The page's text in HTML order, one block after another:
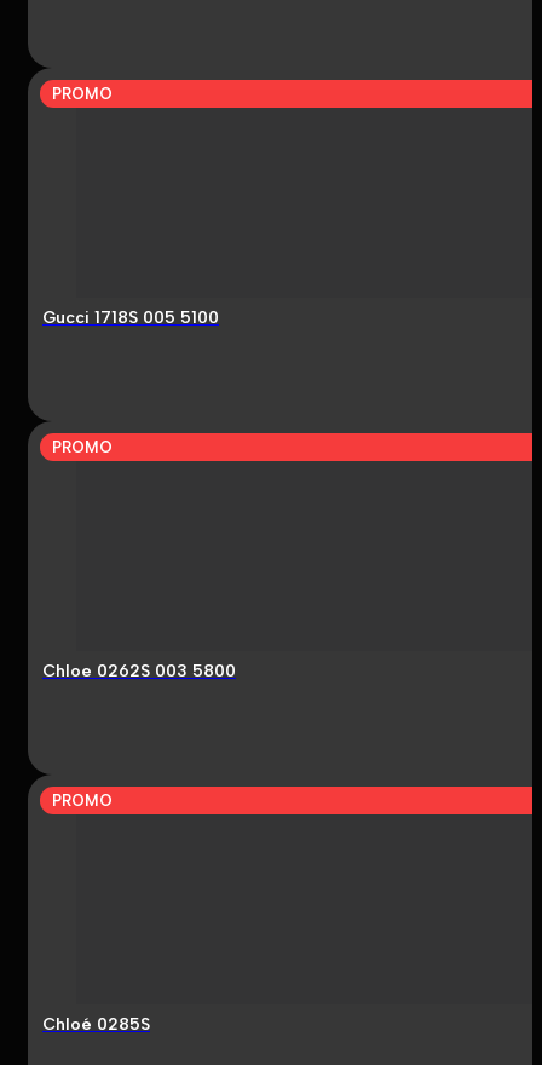
PROMO
Gucci 1718S 005 5100
PROMO
Chloe 0262S 003 5800
PROMO
Chloé 0285S